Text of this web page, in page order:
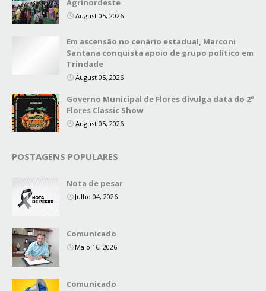
Agrinordeste
August 05, 2026
Em ascensão no cenário estadual, Marconi
Santana conquista apoio de grupo político em
Trindade
August 05, 2026
Governo Municipal de Flores divulga data do 2º
Flores Classic Show
August 05, 2026
POSTAGENS POPULARES
Nota de pesar
Julho 04, 2026
Comunicado
Maio 16, 2026
Comunicado